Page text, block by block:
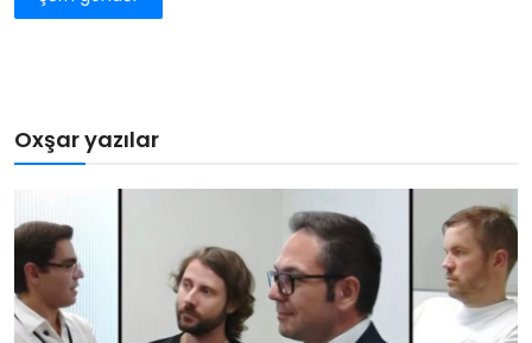
Oxşar yazılar